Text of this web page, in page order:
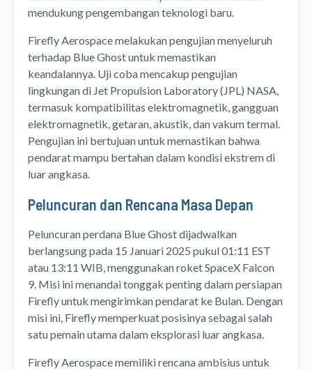
mendukung pengembangan teknologi baru.
Firefly Aerospace melakukan pengujian menyeluruh
terhadap Blue Ghost untuk memastikan
keandalannya. Uji coba mencakup pengujian
lingkungan di Jet Propulsion Laboratory (JPL) NASA,
termasuk kompatibilitas elektromagnetik, gangguan
elektromagnetik, getaran, akustik, dan vakum termal.
Pengujian ini bertujuan untuk memastikan bahwa
pendarat mampu bertahan dalam kondisi ekstrem di
luar angkasa.
Peluncuran dan Rencana Masa Depan
Peluncuran perdana Blue Ghost dijadwalkan
berlangsung pada 15 Januari 2025 pukul 01:11 EST
atau 13:11 WIB, menggunakan roket SpaceX Falcon
9. Misi ini menandai tonggak penting dalam persiapan
Firefly untuk mengirimkan pendarat ke Bulan. Dengan
misi ini, Firefly memperkuat posisinya sebagai salah
satu pemain utama dalam eksplorasi luar angkasa.
Firefly Aerospace memiliki rencana ambisius untuk